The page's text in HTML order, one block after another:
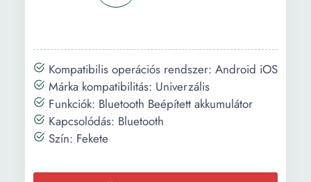
Kompatibilis operációs rendszer: Android iOS
Márka kompatibilitás: Univerzális
Funkciók: Bluetooth Beépített akkumulátor
Kapcsolódás: Bluetooth
Szín: Fekete